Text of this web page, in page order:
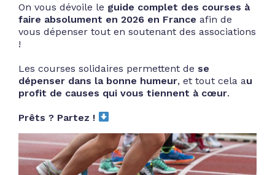
On vous dévoile le guide complet des courses à
faire absolument en 2026 en France afin de
vous dépenser tout en soutenant des associations
!
Les courses solidaires permettent de se
dépenser dans la bonne humeur, et tout cela au
profit de causes qui vous tiennent à cœur.
Prêts ? Partez !